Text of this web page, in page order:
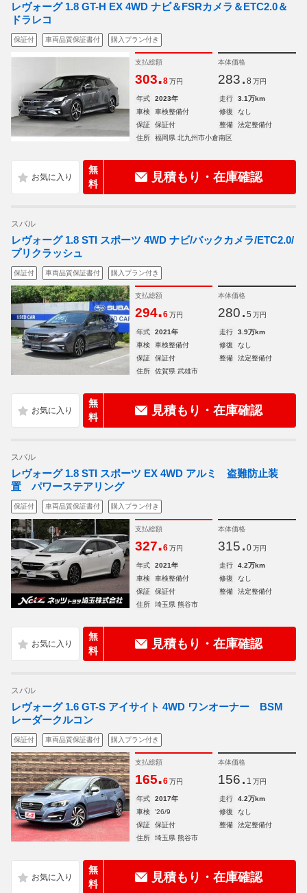
レヴォーグ 1.8 GT-H EX 4WD ナビ＆FSRカメラ＆ETC2.0＆
ドラレコ
保証付 車両品質保証書付 購入プラン付き
支払総額
303.8 万円
本体価格
283. 8 万円
年式 2023年 走行
3.1万km
車検
車検整備付 修復
なし
保証
保証付 整備
法定整備付
住所
福岡県 北九州市小倉南区
無
料
見積もり・在庫確認
スバル
レヴォーグ 1.8 STI スポーツ 4WD ナビ/バックカメラ/ETC2.0/
プリクラッシュ
保証付 車両品質保証書付 購入プラン付き
支払総額
294.6 万円
本体価格
280. 5 万円
年式 2021年 走行
3.9万km
車検
車検整備付 修復
なし
保証
保証付 整備
法定整備付
住所
佐賀県 武雄市
無
料
見積もり・在庫確認
スバル
レヴォーグ 1.8 STI スポーツ EX 4WD アルミ 盗難防止装
置 パワーステアリング
保証付 車両品質保証書付 購入プラン付き
支払総額
327.6 万円
本体価格
315. 0 万円
年式 2021年 走行
4.2万km
車検
車検整備付 修復
なし
保証
保証付 整備
法定整備付
住所
埼玉県 熊谷市
無
料
見積もり・在庫確認
スバル
レヴォーグ 1.6 GT-S アイサイト 4WD ワンオーナー BSM
レーダークルコン
保証付 車両品質保証書付 購入プラン付き
支払総額
165.6 万円
本体価格
156. 1 万円
年式 2017年 走行
4.2万km
車検
'26/9 修復
なし
保証
保証付 整備
法定整備付
住所
埼玉県 熊谷市
無
料
見積もり・在庫確認